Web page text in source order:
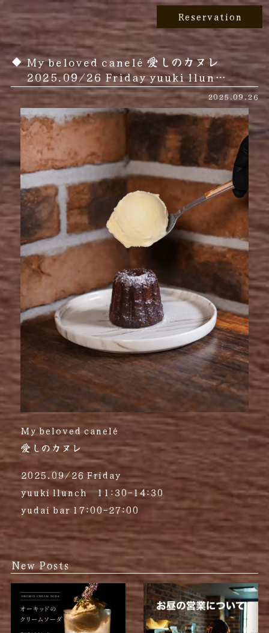
Reservation
My beloved canelé 愛しのカヌレ
2025.09/26 Friday yuuki llun…
2025.09.26
My beloved canelé
愛しのカヌレ
2025.09/26 Friday
yuuki llunch 11:30-14:30
yudai bar 17:00-27:00
New Posts